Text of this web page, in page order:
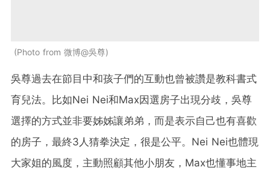
Photo from 微博@吳尊
吳尊過去在節目中和孩子們的互動也曾被讚是教科書式
育兒法。比如Nei Nei和Max因選房子出現分歧，吳尊
選擇的方式並非要姊姊讓弟弟，而是表示自己也有喜歡
的房子，最終3人猜拳決定，很是公平。Nei Nei也體現
大家姐的風度，主動照顧其他小朋友，Max也懂事地主